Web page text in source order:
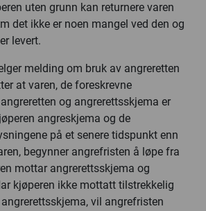
uten grunn kan returnere varen
det ikke er noen mangel ved den og
levert.
melding om bruk av angreretten
at varen, de foreskrevne
og angrerettsskjema er
angreskjema og de
på et senere tidspunkt enn
begynner angrefristen å løpe fra
mottar angrerettsskjema og
kjøperen ikke mottatt tilstrekkelig
vil angrefristen